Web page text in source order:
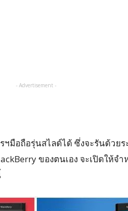
- Advertisement -
ฯมือถือรุ่นสไลด์ได้ ซึ่งจะรันด้วย
ของตนเอง จะเปิดให้จ